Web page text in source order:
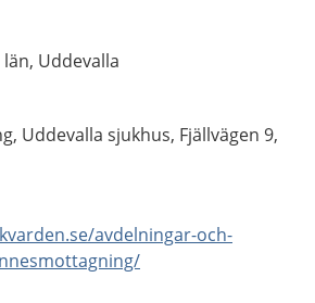
Uddevalla
Uddevalla sjukhus, Fjällvägen 9,
avdelningar-och-